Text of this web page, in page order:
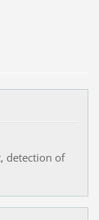
detection of